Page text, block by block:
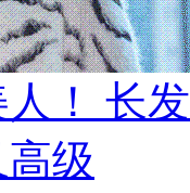
！ 长
级